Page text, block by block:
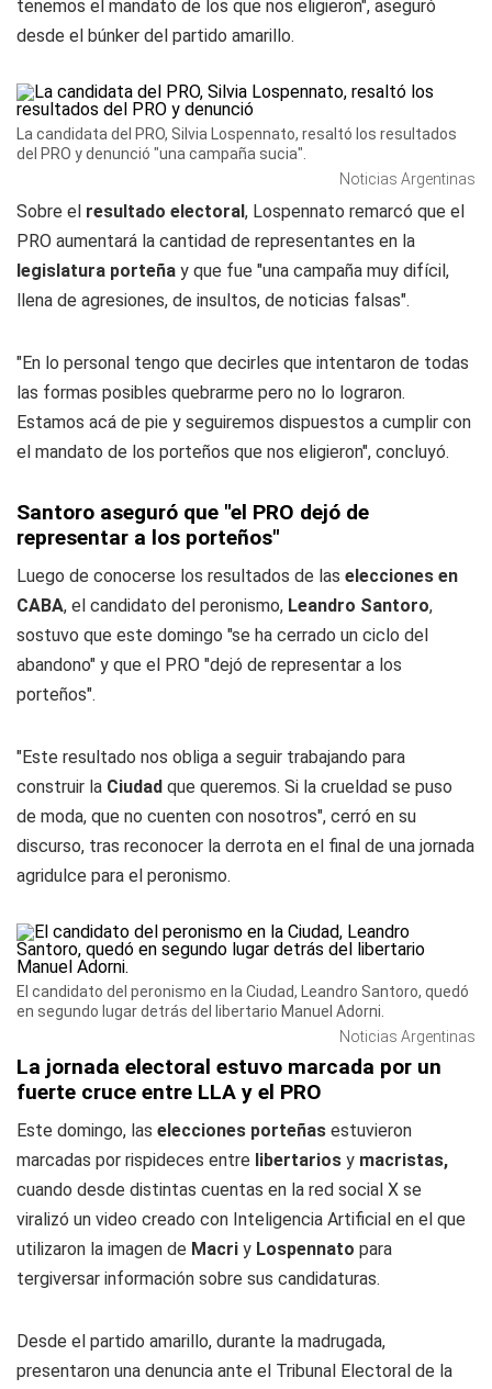
tenemos el mandato de los que nos eligieron", aseguró
desde el búnker del partido amarillo.
La candidata del PRO, Silvia Lospennato, resaltó los resultados
del PRO y denunció "una campaña sucia".
Noticias Argentinas
Sobre el resultado electoral, Lospennato remarcó que el
PRO aumentará la cantidad de representantes en la
legislatura porteña y que fue "una campaña muy difícil,
llena de agresiones, de insultos, de noticias falsas".
"En lo personal tengo que decirles que intentaron de todas
las formas posibles quebrarme pero no lo lograron.
Estamos acá de pie y seguiremos dispuestos a cumplir con
el mandato de los porteños que nos eligieron", concluyó.
Santoro aseguró que "el PRO dejó de
representar a los porteños"
Luego de conocerse los resultados de las elecciones en
CABA, el candidato del peronismo, Leandro Santoro,
sostuvo que este domingo "se ha cerrado un ciclo del
abandono" y que el PRO "dejó de representar a los
porteños".
"Este resultado nos obliga a seguir trabajando para
construir la Ciudad que queremos. Si la crueldad se puso
de moda, que no cuenten con nosotros", cerró en su
discurso, tras reconocer la derrota en el final de una jornada
agridulce para el peronismo.
El candidato del peronismo en la Ciudad, Leandro Santoro, quedó
en segundo lugar detrás del libertario Manuel Adorni.
Noticias Argentinas
La jornada electoral estuvo marcada por un
fuerte cruce entre LLA y el PRO
Este domingo, las elecciones porteñas estuvieron
marcadas por rispideces entre libertarios y macristas,
cuando desde distintas cuentas en la red social X se
viralizó un video creado con Inteligencia Artificial en el que
utilizaron la imagen de Macri y Lospennato para
tergiversar información sobre sus candidaturas.
Desde el partido amarillo, durante la madrugada,
presentaron una denuncia ante el Tribunal Electoral de la